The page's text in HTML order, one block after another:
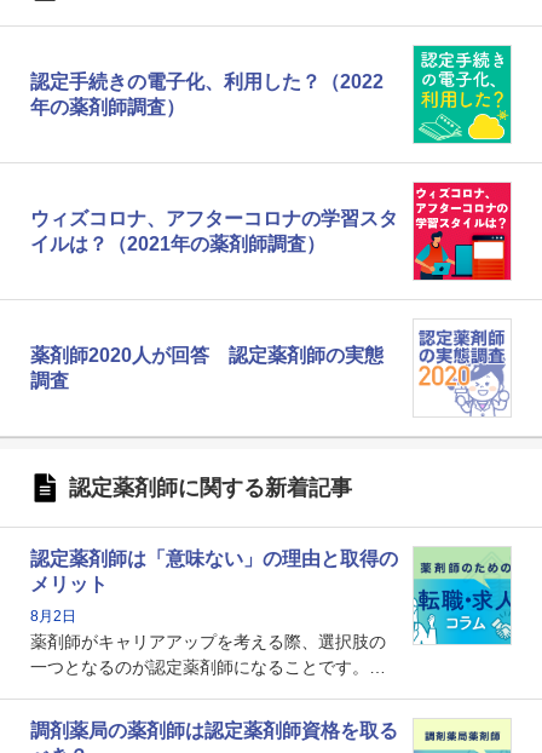
認定手続きの電子化、利用した？（2022
年の薬剤師調査）
ウィズコロナ、アフターコロナの学習スタ
イルは？（2021年の薬剤師調査）
薬剤師2020人が回答 認定薬剤師の実態
調査
認定薬剤師に関する新着記事
認定薬剤師は「意味ない」の理由と取得の
メリット
8月2日
薬剤師がキャリアアップを考える際、選択肢の
一つとなるのが認定薬剤師になることです。し
という声を聞いたことがあるかもしれません。
本記事では、認定薬剤師が「意味ない」といわ
調剤薬局の薬剤師は認定薬剤師資格を取る